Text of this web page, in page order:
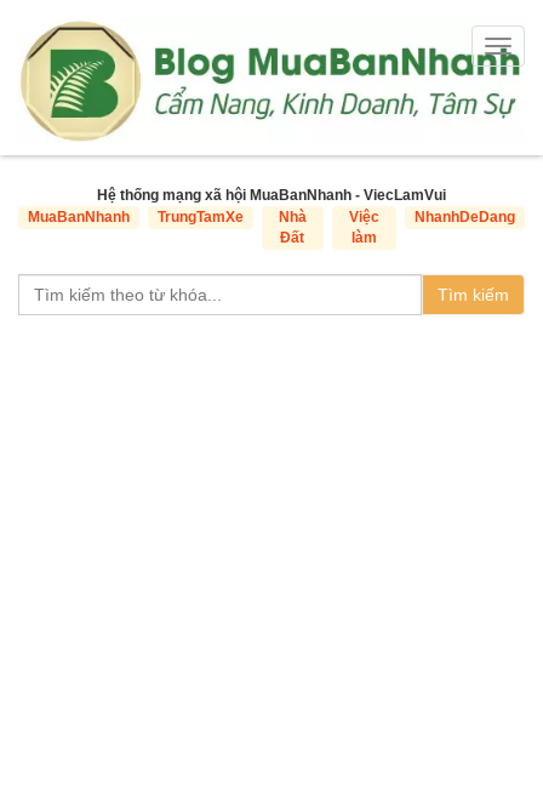
Hệ thống mạng xã hội MuaBanNhanh - ViecLamVui
MuaBanNhanh
TrungTamXe
Nhà
Đất
Việc
làm
NhanhDeDang
Tìm kiếm